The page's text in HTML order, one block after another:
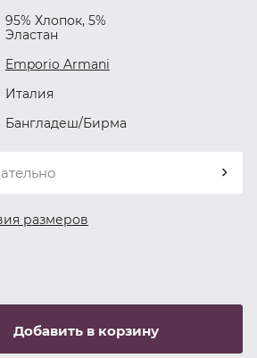
95% Хлопок, 5%
Эластан
Emporio Armani
Италия
Бангладеш/Бирма
размеров
Добавить в корзину